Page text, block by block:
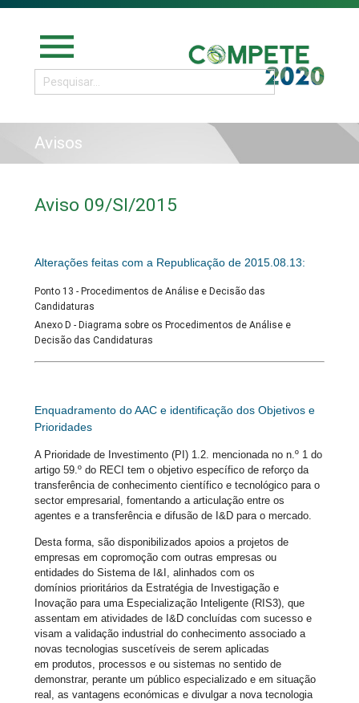
menu
Avisos
Aviso 09/SI/2015
Alterações feitas com a Republicação de 2015.08.13:
Ponto 13 - Procedimentos de Análise e Decisão das
Candidaturas
Anexo D - Diagrama sobre os Procedimentos de Análise e
Decisão das Candidaturas
Enquadramento do AAC e identificação dos Objetivos e
Prioridades
A Prioridade de Investimento (PI) 1.2. mencionada no n.º 1 do
artigo 59.º do RECI tem o objetivo específico de reforço da
transferência de conhecimento científico e tecnológico para o
sector empresarial, fomentando a articulação entre os
agentes e a transferência e difusão de I&D para o mercado.
Desta forma, são disponibilizados apoios a projetos de
empresas em copromoção com outras empresas ou
entidades do Sistema de I&I, alinhados com os
domínios prioritários da Estratégia de Investigação e
Inovação para uma Especialização Inteligente (RIS3), que
assentam em atividades de I&D concluídas com sucesso e
visam a validação industrial do conhecimento associado a
novas tecnologias suscetíveis de serem aplicadas
em produtos, processos e ou sistemas no sentido de
demonstrar, perante um público especializado e em situação
real, as vantagens económicas e divulgar a nova tecnologia